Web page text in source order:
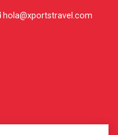
hola@xportstravel.com